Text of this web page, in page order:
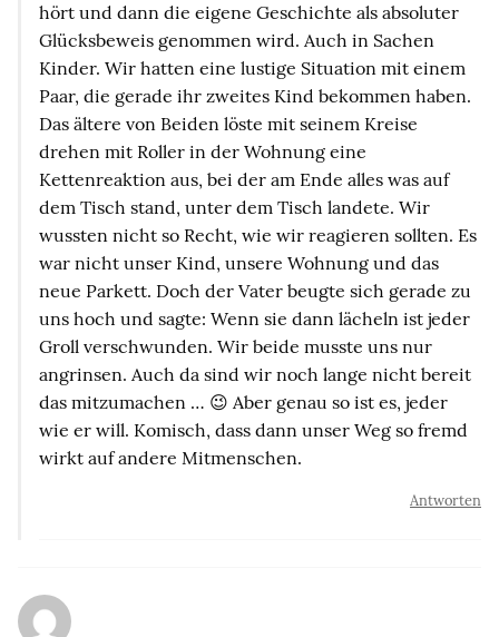
hört und dann die eigene Geschichte als absoluter
Glücksbeweis genommen wird. Auch in Sachen
Kinder. Wir hatten eine lustige Situation mit einem
Paar, die gerade ihr zweites Kind bekommen haben.
Das ältere von Beiden löste mit seinem Kreise
drehen mit Roller in der Wohnung eine
Kettenreaktion aus, bei der am Ende alles was auf
dem Tisch stand, unter dem Tisch landete. Wir
wussten nicht so Recht, wie wir reagieren sollten. Es
war nicht unser Kind, unsere Wohnung und das
neue Parkett. Doch der Vater beugte sich gerade zu
uns hoch und sagte: Wenn sie dann lächeln ist jeder
Groll verschwunden. Wir beide musste uns nur
angrinsen. Auch da sind wir noch lange nicht bereit
das mitzumachen … 😉 Aber genau so ist es, jeder
wie er will. Komisch, dass dann unser Weg so fremd
wirkt auf andere Mitmenschen.
Antworten